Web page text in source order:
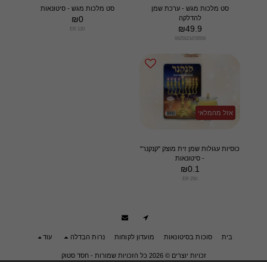
סט מלכות מגש - ערכת שמן
להדלקה
₪49.9
6925621678556
סט מלכות מגש - סיטונאות
₪0
ER 120
אזל מהמלאי
כוסיות עגולות שמן זית מוצק "קנקנר"
- סיטונאות
₪0.1
ER 250
בית סוכות בסיטונאות מועדון לקוחות נרות הבדלה עוד
זכויות יוצרים © 2026 כל הזכויות שמורות - חסד סטוק